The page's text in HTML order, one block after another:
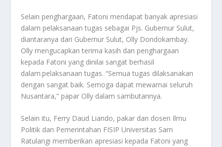
Selain penghargaan, Fatoni mendapat banyak apresiasi
dalam pelaksanaan tugas sebagai Pjs. Gubernur Sulut,
diantaranya dari Gubernur Sulut, Olly Dondokambay.
Olly mengucapkan terima kasih dan penghargaan
kepada Fatoni yang dinilai sangat berhasil
dalam.pelaksanaan tugas. “Semua tugas dilaksanakan
dengan sangat baik. Semoga dapat mewarnai seluruh
Nusantara,” papar Olly dalam sambutannya.
Selain itu, Ferry Daud Liando, pakar dan dosen Ilmu
Politik dan Pemerintahan FISIP Universitas Sam
Ratulangi memberikan apresiasi kepada Fatoni yang